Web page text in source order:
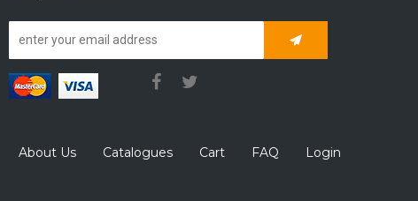
Subscribe
About Us Catalogues Cart FAQ Login